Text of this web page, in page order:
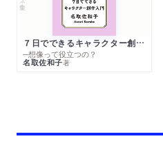
７日でできるキャラクター創作入門
─想像って役立つの？
名取佐和子著